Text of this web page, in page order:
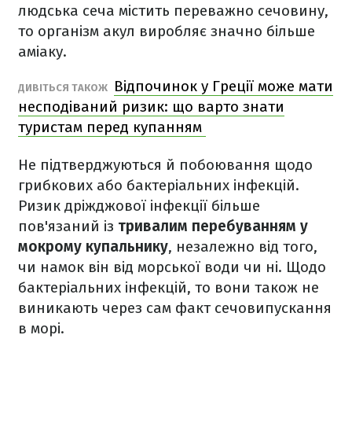
людська сеча містить переважно сечовину,
то організм акул виробляє значно більше
аміаку.
ДИВІТЬСЯ ТАКОЖ
Відпочинок у Греції може мати
несподіваний ризик: що варто знати
туристам перед купанням
Не підтверджуються й побоювання щодо
грибкових або бактеріальних інфекцій.
Ризик дріжджової інфекції більше
пов'язаний із тривалим перебуванням у
мокрому купальнику, незалежно від того,
чи намок він від морської води чи ні. Щодо
бактеріальних інфекцій, то вони також не
виникають через сам факт сечовипускання
в морі.